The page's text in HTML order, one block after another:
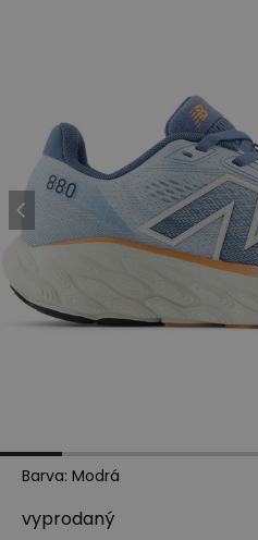
Barva: Modrá
vyprodaný